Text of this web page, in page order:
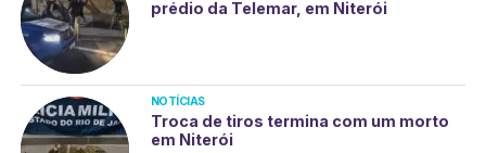
prédio da Telemar, em Niterói
NOTÍCIAS
Troca de tiros termina com um morto
em Niterói